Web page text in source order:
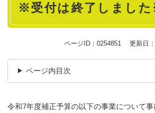
※受付は終了しまし
ページID：0254851 更新日
ページ内目次
令和7年度補正予算の以下の事業について